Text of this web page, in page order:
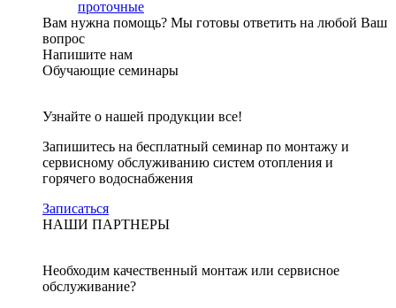
проточные
Вам нужна помощь? Мы готовы ответить на любой Ваш
вопрос
Напишите нам
Обучающие семинары
Узнайте о нашей продукции все!
Запишитесь на бесплатный семинар по монтажу и
сервисному обслуживанию систем отопления и
горячего водоснабжения
Записаться
НАШИ ПАРТНЕРЫ
Необходим качественный монтаж или сервисное
обслуживание?